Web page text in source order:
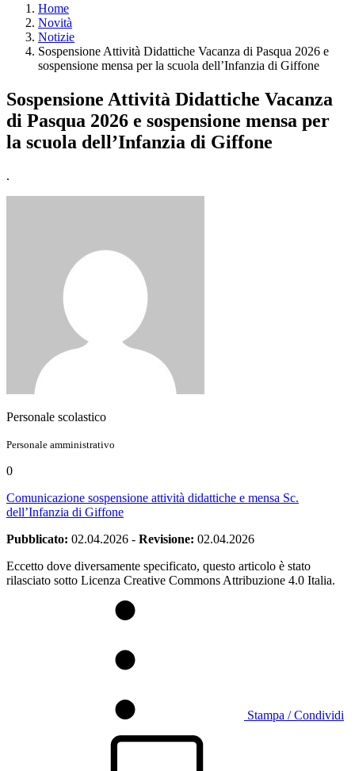
Home
Novità
Notizie
Sospensione Attività Didattiche Vacanza di Pasqua 2026 e
sospensione mensa per la scuola dell’Infanzia di Giffone
Sospensione Attività Didattiche Vacanza
di Pasqua 2026 e sospensione mensa per
la scuola dell’Infanzia di Giffone
.
Personale scolastico
Personale amministrativo
0
Comunicazione sospensione attività didattiche e mensa Sc.
dell’Infanzia di Giffone
Pubblicato: 02.04.2026 - Revisione: 02.04.2026
Eccetto dove diversamente specificato, questo articolo è stato
rilasciato sotto Licenza Creative Commons Attribuzione 4.0 Italia.
Stampa / Condividi